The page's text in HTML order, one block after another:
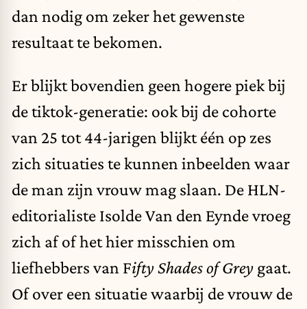
dan nodig om zeker het gewenste
resultaat te bekomen.
Er blijkt bovendien geen hogere piek bij
de tiktok-generatie: ook bij de cohorte
van 25 tot 44-jarigen blijkt één op zes
zich situaties te kunnen inbeelden waar
de man zijn vrouw mag slaan. De HLN-
editorialiste Isolde Van den Eynde vroeg
zich af of het hier misschien om
liefhebbers van Fifty Shades of Grey gaat.
Of over een situatie waarbij de vrouw de